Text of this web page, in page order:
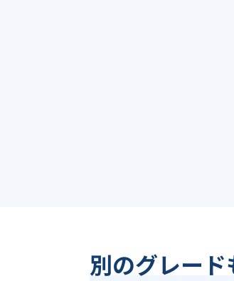
別のグレード